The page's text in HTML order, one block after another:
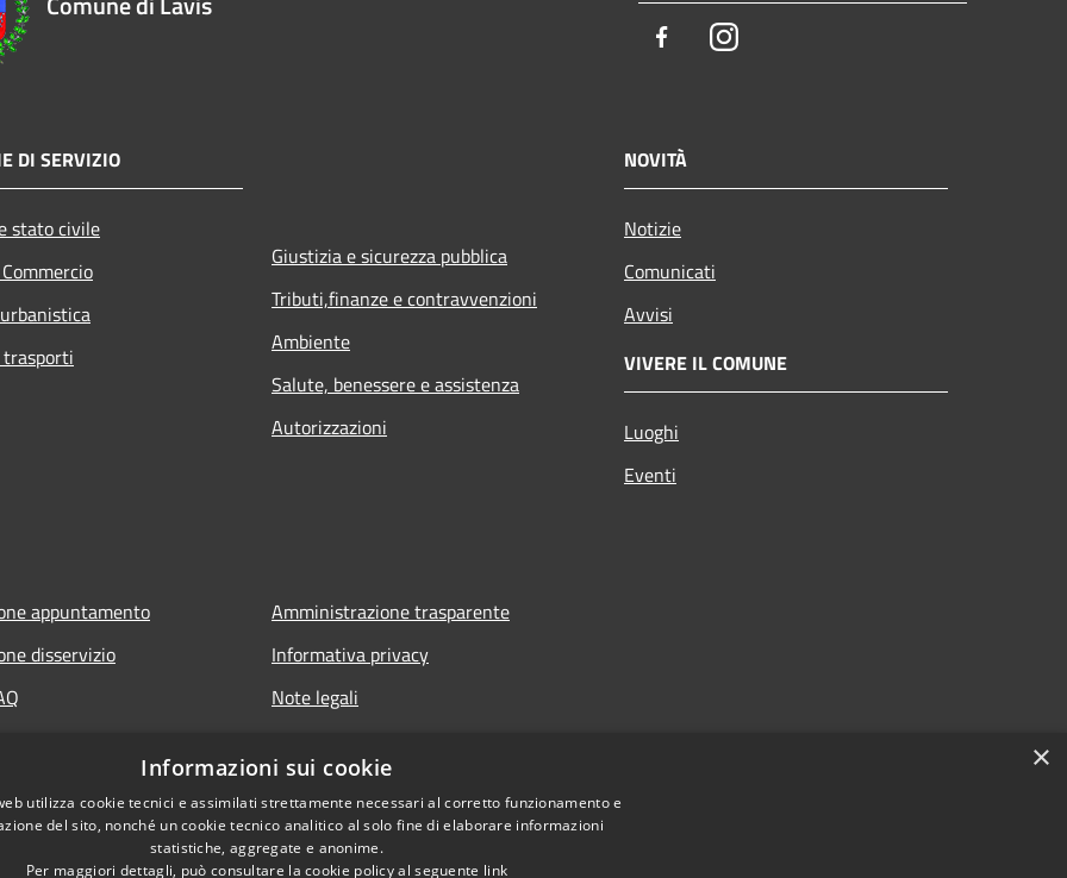
FacebookInstagram
DI SERVIZIO
stato civile
Giustizia e sicurezza pubblica
Tributi,finanze e contravvenzioni
Ambiente
Salute, benessere e assistenza
Autorizzazioni
NOVITÀ
Notizie
Comunicati
Avvisi
VIVERE IL COMUNE
Luoghi
Eventi
appuntamento
disservizio
Amministrazione trasparente
Informativa privacy
Note legali
Informative Privacy
×
Informazioni sui cookie
utilizza cookie tecnici e assimilati strettamente necessari al corretto funzionamento e
del sito, nonché un cookie tecnico analitico al solo fine di elaborare informazioni
statistiche, aggregate e anonime.
Per maggiori dettagli, può consultare la cookie policy al seguente link